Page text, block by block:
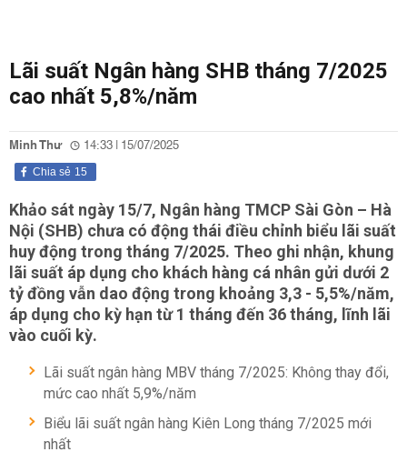
Lãi suất Ngân hàng SHB tháng 7/2025
cao nhất 5,8%/năm
Minh Thư 14:33 | 15/07/2025
15
Chia sẻ
Khảo sát ngày 15/7, Ngân hàng TMCP Sài Gòn – Hà
Nội (SHB) chưa có động thái điều chỉnh biểu lãi suất
huy động trong tháng 7/2025. Theo ghi nhận, khung
lãi suất áp dụng cho khách hàng cá nhân gửi dưới 2
tỷ đồng vẫn dao động trong khoảng 3,3 - 5,5%/năm,
áp dụng cho kỳ hạn từ 1 tháng đến 36 tháng, lĩnh lãi
vào cuối kỳ.
Lãi suất ngân hàng MBV tháng 7/2025: Không thay đổi,
mức cao nhất 5,9%/năm
Biểu lãi suất ngân hàng Kiên Long tháng 7/2025 mới
nhất